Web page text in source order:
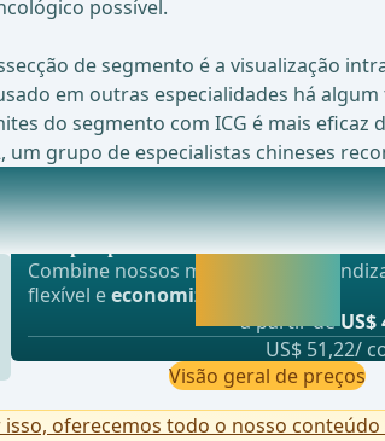
possível.
de segmento é a visualização
em outras especialidades há
do segmento com ICG é mais
grupo de especialistas chineses
segmentectomia para c&#xE2;ncer de
Oferta mais popular
webop - Sparflex
Combine nossos módulos de
flexível eeconomize até 50%
a partir deUS$
US$ 51,22/
Visão geral de preços
isso, oferecemos todo o nosso